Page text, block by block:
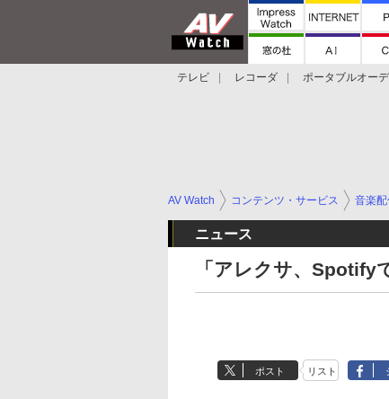
テレビ レコーダ ポータブルオー
AV Watch コンテンツ・サービス 音楽
ニュース
「アレクサ、Spotify
ポスト リスト